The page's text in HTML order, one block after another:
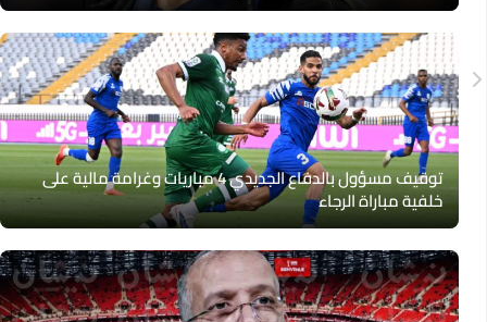
توقيف مسؤول بالدفاع الجديدي 4 مباريات وغرامة مالية على
خلفية مباراة الرجاء